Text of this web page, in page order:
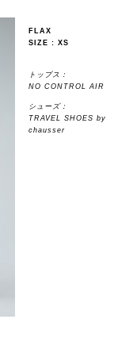
FLAX
SIZE : XS
トップス：
NO CONTROL AIR
シューズ：
TRAVEL SHOES by
chausser